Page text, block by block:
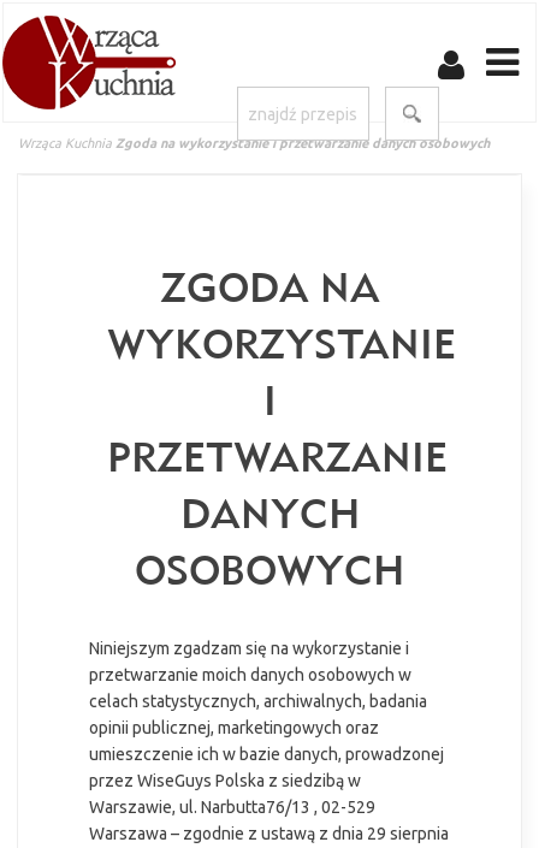
Wrząca Kuchnia Zgoda na wykorzystanie i przetwarzanie danych osobowych
ZGODA NA
WYKORZYSTANIE
I
PRZETWARZANIE
DANYCH
OSOBOWYCH
Niniejszym zgadzam się na wykorzystanie i
przetwarzanie moich danych osobowych w
celach statystycznych, archiwalnych, badania
opinii publicznej, marketingowych oraz
umieszczenie ich w bazie danych, prowadzonej
przez WiseGuys Polska z siedzibą w
Warszawie, ul. Narbutta76/13 , 02-529
Warszawa – zgodnie z ustawą z dnia 29 sierpnia